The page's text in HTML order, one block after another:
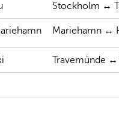
Stockholm ↔
Mariehamn ↔
Travemünde ↔